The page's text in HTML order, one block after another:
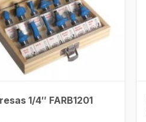
1/4″ FARB1201